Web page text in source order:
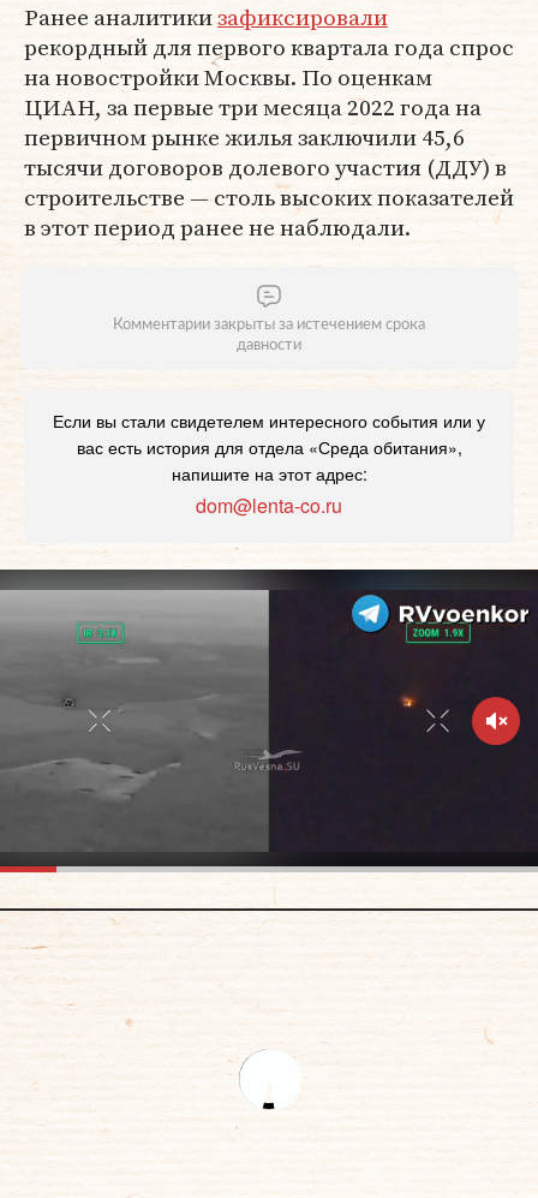
Ранее аналитикизафиксировали
рекордный для первого квартала года спрос
на новостройки Москвы. По оценкам
ЦИАН, за первые три месяца 2022 года на
первичном рынке жилья заключили 45,6
тысячи договоров долевого участия (ДДУ) в
строительстве — столь высоких показателей
в этот период ранее не наблюдали.
Комментарии закрыты за истечением срока
давности
Если вы стали свидетелем интересного события или у
вас есть история для отдела «Среда обитания»,
напишите на этот адрес:
dom@lenta-co.ru